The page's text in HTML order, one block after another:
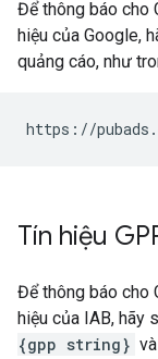
Để thông báo cho
hiệu của Google,
quảng cáo, như
https://
Tín hiệu
Để thông báo cho
hiệu của IAB, hãy
{gpp string} và